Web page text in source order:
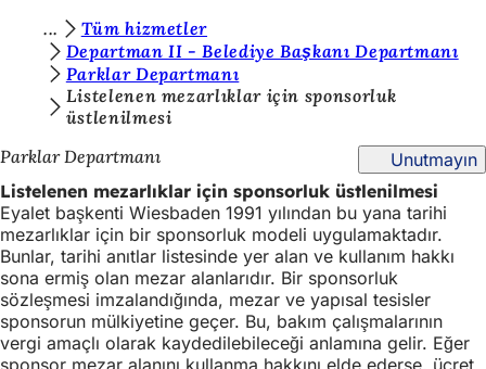
İçeriğe atla
d
a
s
ı
n
ı
Tüm hizmetler
Departman II - Belediye Başkanı Departmanı
Parklar Departmanı
Listelenen mezarlıklar için sponsorluk
üstlenilmesi
Parklar Departmanı
Unutmayın
Listelenen mezarlıklar için sponsorluk üstlenilmesi
Eyalet başkenti Wiesbaden 1991 yılından bu yana tarihi
mezarlıklar için bir sponsorluk modeli uygulamaktadır.
Bunlar, tarihi anıtlar listesinde yer alan ve kullanım hakkı
sona ermiş olan mezar alanlarıdır. Bir sponsorluk
sözleşmesi imzalandığında, mezar ve yapısal tesisler
sponsorun mülkiyetine geçer. Bu, bakım çalışmalarının
vergi amaçlı olarak kaydedilebileceği anlamına gelir. Eğer